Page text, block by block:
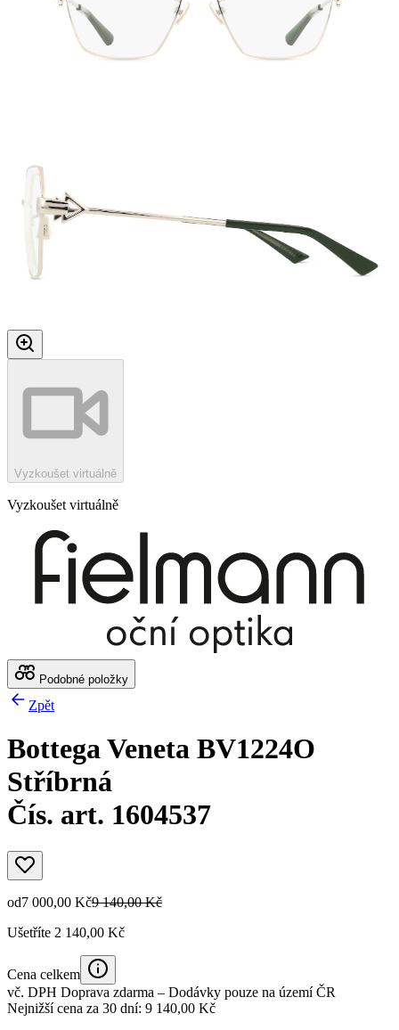
Vyzkoušet virtuálně
Vyzkoušet virtuálně
Podobné položky
Zpět
Bottega Veneta BV1224O
Stříbrná
Čís. art. 1604537
od7 000,00 Kč9 140,00 Kč
Ušetříte 2 140,00 Kč
Cena celkem
vč. DPH Doprava zdarma – Dodávky pouze na území ČR
Nejnižší cena za 30 dní: 9 140,00 Kč